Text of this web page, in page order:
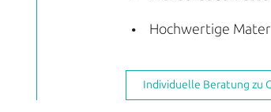
Hochwertige
Individuelle Beratung zu